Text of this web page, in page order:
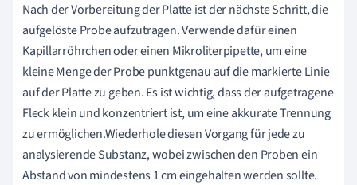
Nach der Vorbereitung der Platte ist der nächste Schritt, die
aufgelöste Probe aufzutragen. Verwende dafür einen
Kapillarröhrchen oder einen Mikroliterpipette, um eine
kleine Menge der Probe punktgenau auf die markierte Linie
auf der Platte zu geben. Es ist wichtig, dass der aufgetragene
Fleck klein und konzentriert ist, um eine akkurate Trennung
zu ermöglichen.Wiederhole diesen Vorgang für jede zu
analysierende Substanz, wobei zwischen den Proben ein
Abstand von mindestens 1 cm eingehalten werden sollte.